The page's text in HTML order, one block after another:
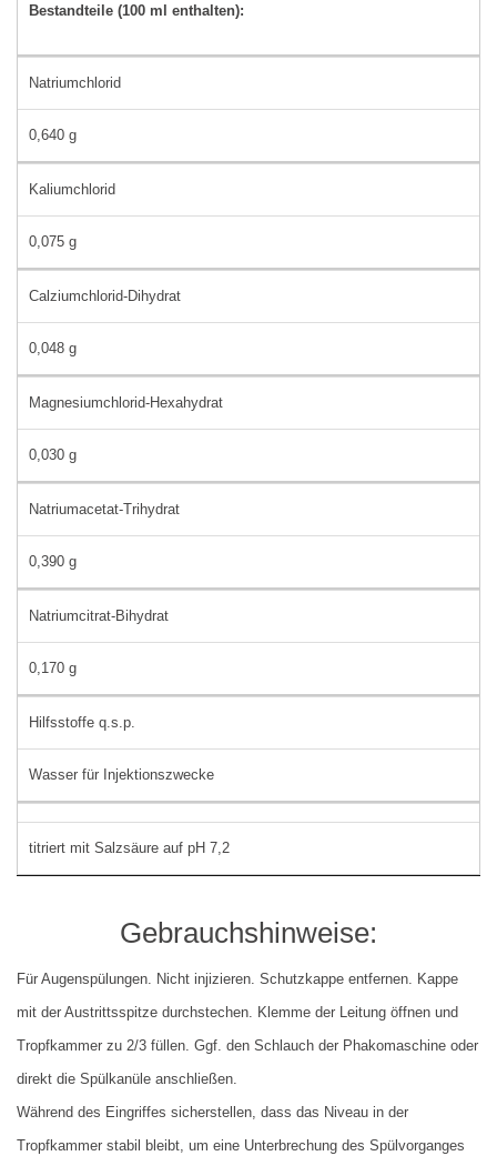
Bestandteile (100 ml enthalten):
Natriumchlorid
0,640 g
Kaliumchlorid
0,075 g
Calziumchlorid-Dihydrat
0,048 g
Magnesiumchlorid-Hexahydrat
0,030 g
Natriumacetat-Trihydrat
0,390 g
Natriumcitrat-Bihydrat
0,170 g
Hilfsstoffe q.s.p.
Wasser für Injektionszwecke
titriert mit Salzsäure auf pH 7,2
Gebrauchshinweise:
Für Augenspülungen. Nicht injizieren. Schutzkappe entfernen. Kappe
mit der Austrittsspitze durchstechen. Klemme der Leitung öffnen und
Tropfkammer zu 2/3 füllen. Ggf. den Schlauch der Phakomaschine oder
direkt die Spülkanüle anschließen.
Während des Eingriffes sicherstellen, dass das Niveau in der
Tropfkammer stabil bleibt, um eine Unterbrechung des Spülvorganges